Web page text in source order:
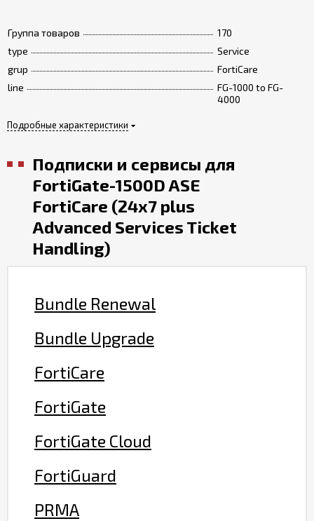
Группа товаров
170
type
Service
grup
FortiCare
line
FG-1000 to FG-
4000
Подробные характеристики
Подписки и сервисы для
FortiGate-1500D ASE
FortiCare (24x7 plus
Advanced Services Ticket
Handling)
Bundle Renewal
Bundle Upgrade
FortiCare
FortiGate
FortiGate Cloud
FortiGuard
PRMA